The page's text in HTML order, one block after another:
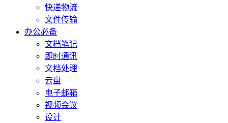
快递物流
文件传输
办公必备
文档笔记
即时通讯
文档处理
云盘
电子邮箱
视频会议
设计